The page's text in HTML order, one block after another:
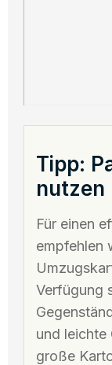
Tipp:
nutzen
Für einen
empfehlen
Verfügung
und leichte
große